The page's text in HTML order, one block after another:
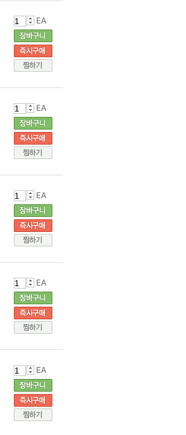
EA
EA
EA
EA
EA